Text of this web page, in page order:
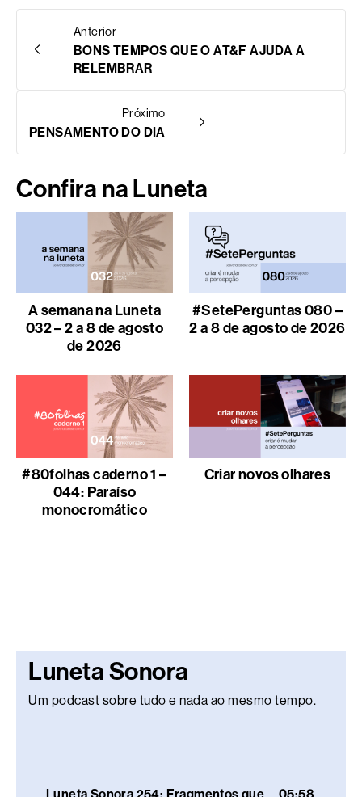
Anterior
BONS TEMPOS QUE O AT&F AJUDA A
RELEMBRAR
Próximo
PENSAMENTO DO DIA
Confira na Luneta
A semana na Luneta
032 – 2 a 8 de agosto
de 2026
#SetePerguntas 080 –
2 a 8 de agosto de 2026
#80folhas caderno 1 –
044: Paraíso
monocromático
Criar novos olhares
Luneta Sonora
Um podcast sobre tudo e nada ao mesmo tempo.
Luneta Sonora 254: Fragmentos que 05:58